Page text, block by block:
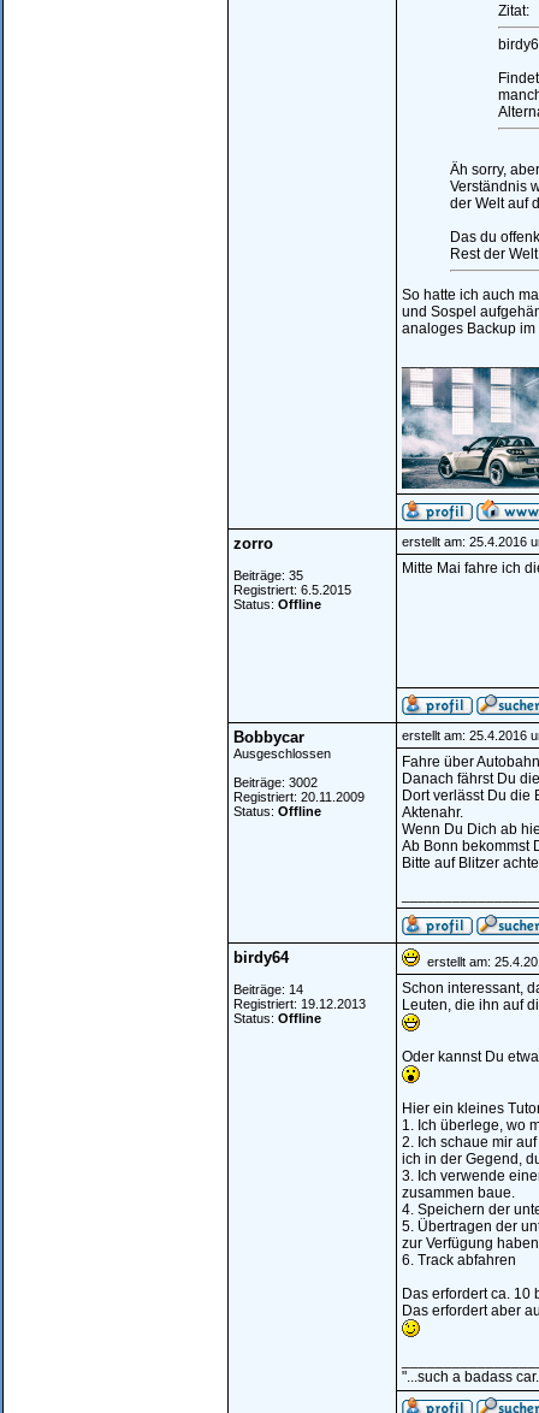
Zitat:
Äh sorry,
Verständnis
der Welt auf
Das du
Rest der
So hatte ich auch
und Sospel
analoges Backup im
zorro
Beiträge: 35
Registriert: 6.5.2015
Status: Offline
erstellt am: 25.4.2016
Mitte Mai fahre ich
Bobbycar
Ausgeschlossen
Beiträge: 3002
Registriert: 20.11.2009
Status: Offline
erstellt am: 25.4.2016
Fahre über
Danach fährst Du
Dort verlässt Du die
Aktenahr.
Wenn Du Dich ab
Ab Bonn bekommst
Bitte auf Blitzer
birdy64
Beiträge: 14
Registriert: 19.12.2013
Status: Offline
erstellt am:
Schon interessant,
Leuten, die ihn auf
Oder kannst Du
Hier ein kleines
1. Ich überlege, wo
2. Ich schaue mir
ich in der Gegend,
3. Ich verwende
zusammen baue.
4. Speichern der
5. Übertragen der
zur Verfügung
6. Track abfahren
Das erfordert ca. 10
Das erfordert aber
"...such a badass